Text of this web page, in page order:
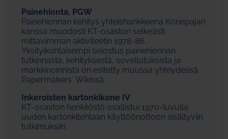
Painehionta, PGW
Painehionnan kehitys yhteishankkeena Konepajan
kanssa muodosti KT-osaston selkeästi
mittavimman aktiviteetin 1978-86.
Yksityikohtaisempi selostus painehionnan
tutkinnasta, kehityksestä, sovellutuksista ja
markkinoinnista on esitetty muussa yhteydessä
Papermakers´ Wikissä.
Inkeroisten kartonkikone IV
KT-osaston henkilöstö osallistui 1970-luvulla
uuden kartonkitehtaan käyttöönottoon sisältyviin
tutkimuksiin.